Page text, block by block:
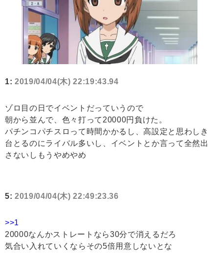
1: 2019/04/04(木) 22:19:43.94
ゾロ目の日でイベントだっていうので
朝から並んで、色々打って20000円負けた。
パチンコパチスロって時間かかるし、高設定と思わしき
台とるのにライバル多いし、イベントとか言って全然出
さないしもうやめやめ
5: 2019/04/04(木) 22:49:23.36
>>1
20000なんかストレートなら30分で消えるだろ
気合い入れていくならその5倍用意しないとな